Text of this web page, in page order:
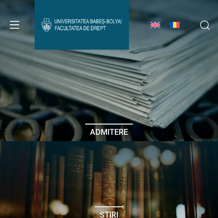
Avizier Studenți
Studii
Admitere
Erasmus & Internațional
Despre Facultate
ADMITERE
ȘTIRI